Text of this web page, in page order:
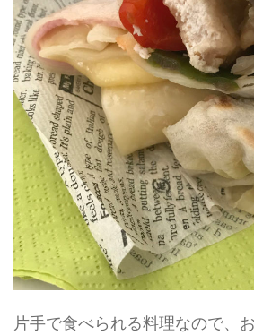
片手で食べられる料理なので、